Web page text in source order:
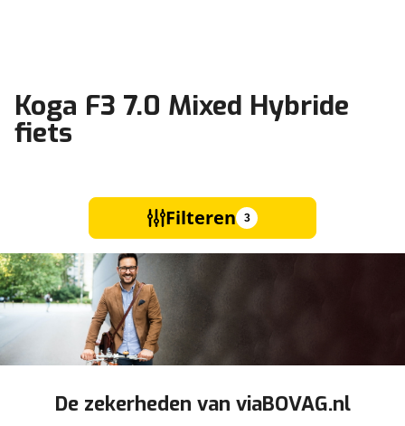
Koga F3 7.0 Mixed Hybride
fiets
Filteren 3
De zekerheden van viaBOVAG.nl